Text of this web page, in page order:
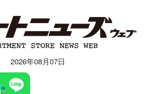
2026年08月07日